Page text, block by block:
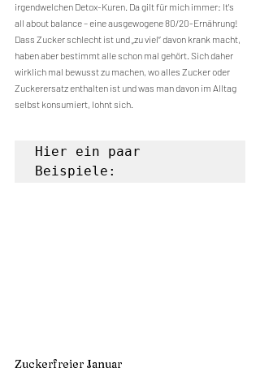
irgendwelchen Detox-Kuren. Da gilt für mich immer: It's
all about balance – eine ausgewogene 80/20-Ernährung!
Dass Zucker schlecht ist und „zu viel“ davon krank macht,
haben aber bestimmt alle schon mal gehört. Sich daher
wirklich mal bewusst zu machen, wo alles Zucker oder
Zuckerersatz enthalten ist und was man davon im Alltag
selbst konsumiert, lohnt sich.
Hier ein paar
Beispiele:
Zuckerfreier Januar